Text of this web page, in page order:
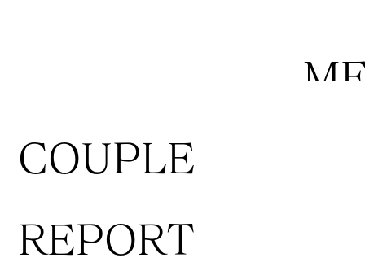
COUPLE
REPORT